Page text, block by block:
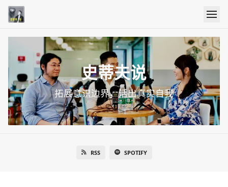
史蒂夫说
拓展意识边界，活出真实自我
RSS SPOTIFY